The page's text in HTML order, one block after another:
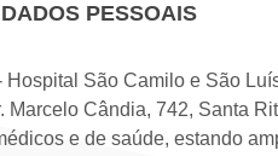
PESSOAIS
São Camilo e São
Cândia, 742, Santa
e de saúde, estando